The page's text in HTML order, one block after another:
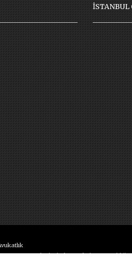
İSTANBUL
Bu nedenle, haksız rekabet